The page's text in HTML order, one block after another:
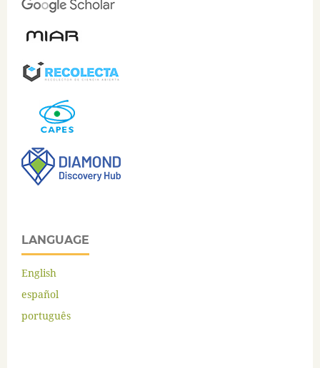
LANGUAGE
English
español
português